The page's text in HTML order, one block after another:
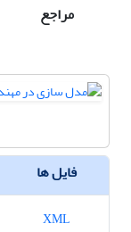
مراجع
فایل ها